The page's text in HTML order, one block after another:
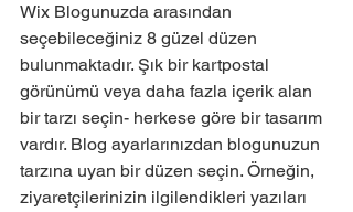
Wix Blogunuzda arasından
seçebileceğiniz 8 güzel düzen
bulunmaktadır. Şık bir kartpostal
görünümü veya daha fazla içerik alan
bir tarzı seçin- herkese göre bir tasarım
vardır. Blog ayarlarınızdan blogunuzun
tarzına uyan bir düzen seçin. Örneğin,
ziyaretçilerinizin ilgilendikleri yazıları